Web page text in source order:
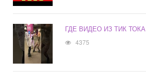
ГДЕ ВИДЕО ИЗ ТИК ТОКА
4375